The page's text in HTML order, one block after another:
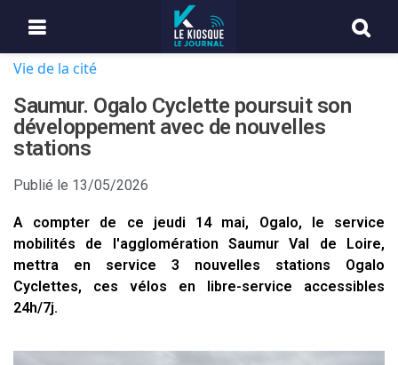
Vie de la cité
Saumur. Ogalo Cyclette poursuit son
développement avec de nouvelles
stations
Publié le 13/05/2026
A compter de ce jeudi 14 mai, Ogalo, le service
mobilités de l'agglomération Saumur Val de Loire,
mettra en service 3 nouvelles stations Ogalo
Cyclettes, ces vélos en libre-service accessibles
24h/7j.